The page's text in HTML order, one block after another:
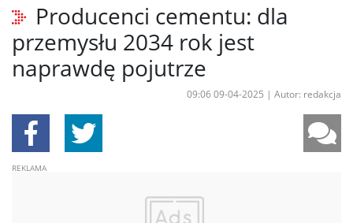
Producenci cementu: dla
przemysłu 2034 rok jest
naprawdę pojutrze
09:06 09-04-2025 | Autor: redakcja